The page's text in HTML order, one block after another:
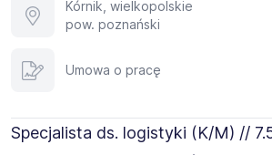
Kórnik, wielkopolskie
pow. poznański
Umowa o pracę
Specjalista ds. logistyki (K/M) //